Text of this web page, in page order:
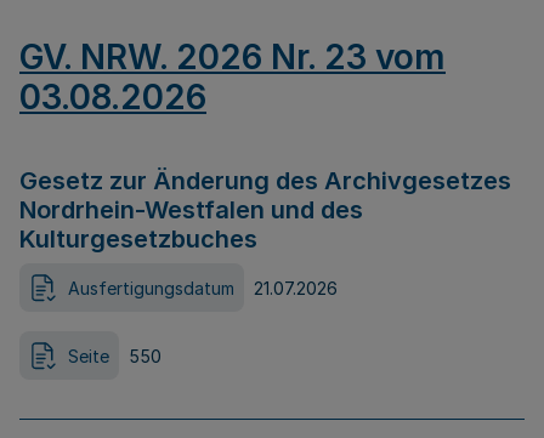
GV. NRW. 2026 Nr. 23 vom
03.08.2026
Gesetz zur Änderung des Archivgesetzes
Nordrhein-Westfalen und des
Kulturgesetzbuches
Ausfertigungsdatum 21.07.2026
Seite 550